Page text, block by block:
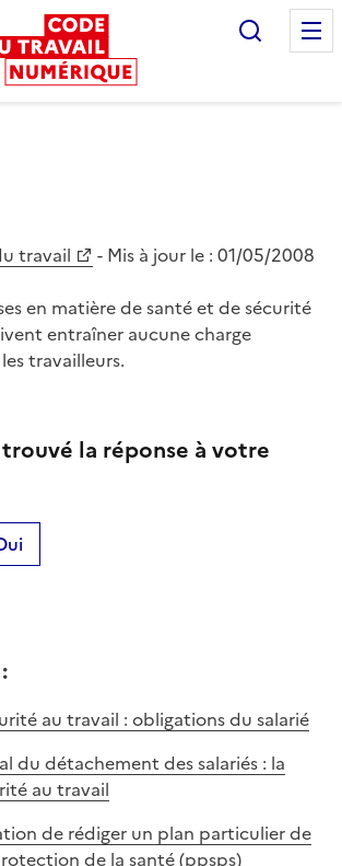
travail - Mis à jour le : 01/05/2008
en matière de santé et de sécurité
entraîner aucune charge
travailleurs.
la réponse à votre
:
au travail : obligations du salarié
du détachement des salariés : la
au travail
de rédiger un plan particulier de
de la santé (ppsps)